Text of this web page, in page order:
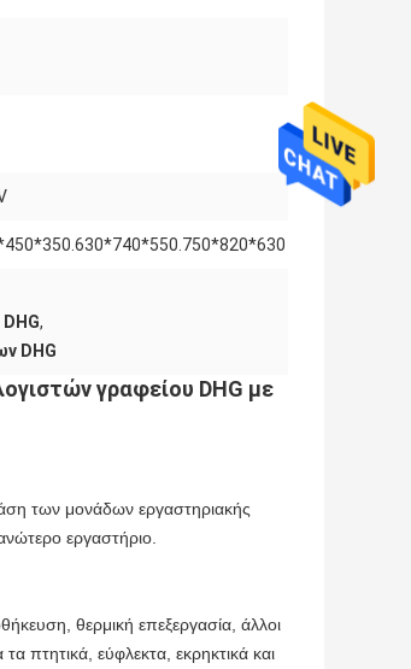
,
DHG
γραφείου DHG με
των μονάδων εργαστηριακής
εργαστήριο.
θερμική επεξεργασία, άλλοι
πτητικά, εύφλεκτα, εκρηκτικά και